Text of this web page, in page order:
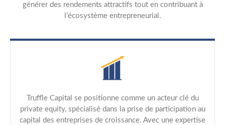
générer des rendements attractifs tout en contribuant à
l'écosystème entrepreneurial.
Truffle Capital se positionne comme un acteur clé du
private equity, spécialisé dans la prise de participation au
capital des entreprises de croissance. Avec une expertise